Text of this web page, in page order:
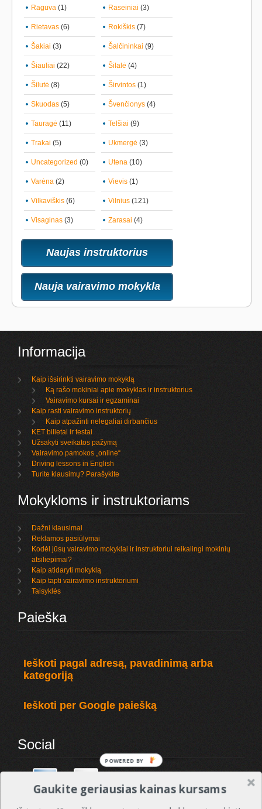
Raguva (1) Raseiniai (3)
Rietavas (6) Rokiškis (7)
Šakiai (3) Šalčininkai (9)
Šiauliai (22) Šilalė (4)
Šilutė (8) Širvintos (1)
Skuodas (5) Švenčionys (4)
Tauragė (11) Telšiai (9)
Trakai (5) Ukmergė (3)
Uncategorized (0) Utena (10)
Varėna (2) Vievis (1)
Vilkaviškis (6) Vilnius (121)
Visaginas (3) Zarasai (4)
Naujas instruktorius
Nauja vairavimo mokykla
Informacija
Kaip išsirinkti vairavimo mokyklą
Ką rašo mokiniai apie mokyklas ir instruktorius
Vairavimo kursai ir egzaminai
Kaip rasti vairavimo instruktorių
Kaip atpažinti nelegaliai dirbančius
KET bilietai ir testai
Užsakyti sveikatos pažymą
Vairavimo pamokos „online“
Driving lessons in English
Turite klausimų? Parašykite
Mokykloms ir instruktoriams
Dažni klausimai
Reklamos pasiūlymai
Kodėl jūsų vairavimo mokyklai ir instruktoriui reikalingi mokinių
atsiliepimai?
Kaip atidaryti mokyklą
Kaip tapti vairavimo instruktoriumi
Taisyklės
Paieška
Ieškoti pagal adresą, pavadinimą arba
kategoriją
Ieškoti per Google paiešką
Social
Gaukite geriausias kainas kursams